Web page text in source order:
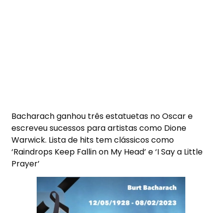
Bacharach ganhou três estatuetas no Oscar e
escreveu sucessos para artistas como Dione
Warwick. Lista de hits tem clássicos como
‘Raindrops Keep Fallin on My Head’ e ‘I Say a Little
Prayer’